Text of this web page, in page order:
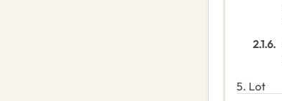
2.1.6.
5. Lot